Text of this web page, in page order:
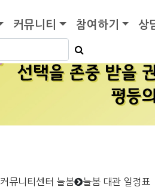
커뮤니티 참여하기 상
커뮤니티센터 늘봄 늘봄 대관 일정표